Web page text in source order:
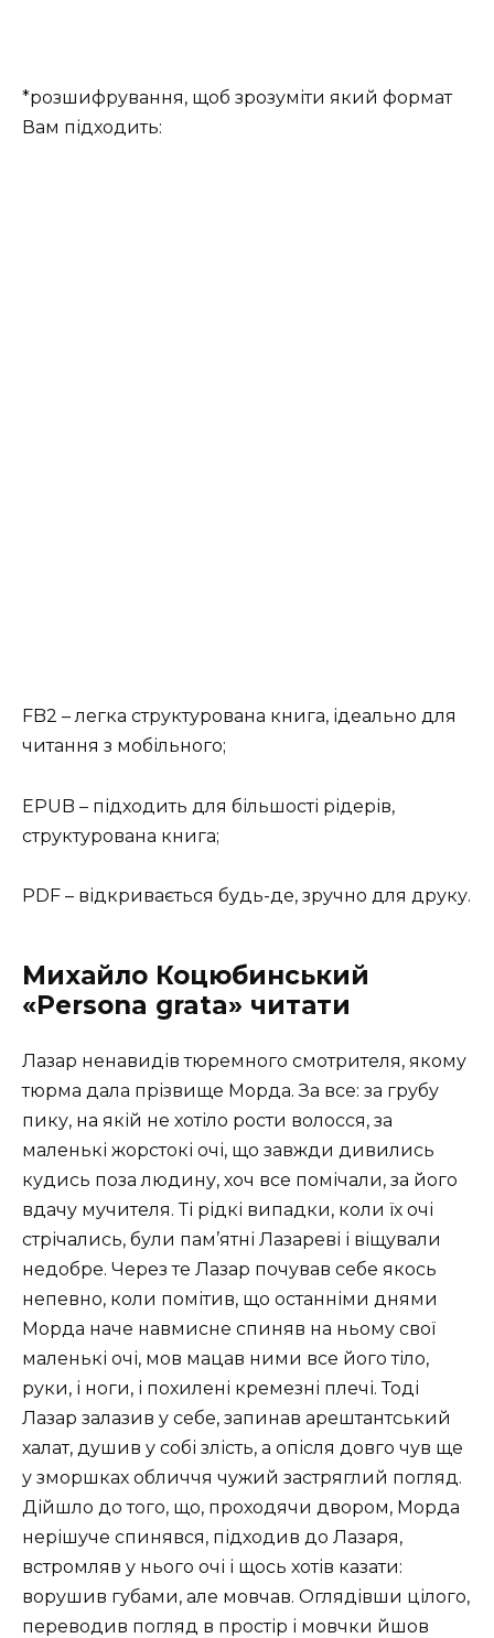
*розшифрування, щоб зрозуміти який формат
Вам підходить:
FB2 – легка структурована книга, ідеально для
читання з мобільного;
EPUB – підходить для більшості рідерів,
структурована книга;
PDF – відкривається будь-де, зручно для друку.
Михайло Коцюбинський
«Persona grata» читати
Лазар ненавидів тюремного смотрителя, якому
тюрма дала прізвище Морда. За все: за грубу
пику, на якій не хотіло рости волосся, за
маленькі жорстокі очі, що завжди дивились
кудись поза людину, хоч все помічали, за його
вдачу мучителя. Ті рідкі випадки, коли їх очі
стрічались, були пам’ятні Лазареві і віщували
недобре. Через те Лазар почував себе якось
непевно, коли помітив, що останніми днями
Морда наче навмисне спиняв на ньому свої
маленькі очі, мов мацав ними все його тіло,
руки, і ноги, і похилені кремезні плечі. Тоді
Лазар залазив у себе, запинав арештантський
халат, душив у собі злість, а опісля довго чув ще
у зморшках обличчя чужий застряглий погляд.
Дійшло до того, що, проходячи двором, Морда
нерішуче спинявся, підходив до Лазаря,
встромляв у нього очі і щось хотів казати:
ворушив губами, але мовчав. Оглядівши цілого,
переводив погляд в простір і мовчки йшов